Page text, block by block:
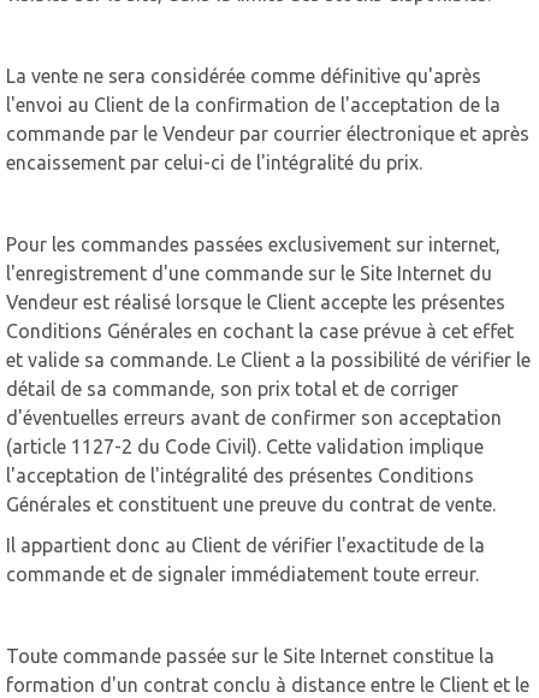
La vente ne sera considérée comme définitive qu'après
l'envoi au Client de la confirmation de l'acceptation de la
commande par le Vendeur par courrier électronique et après
encaissement par celui-ci de l'intégralité du prix.
Pour les commandes passées exclusivement sur internet,
l'enregistrement d'une commande sur le Site Internet du
Vendeur est réalisé lorsque le Client accepte les présentes
Conditions Générales en cochant la case prévue à cet effet
et valide sa commande. Le Client a la possibilité de vérifier le
détail de sa commande, son prix total et de corriger
d'éventuelles erreurs avant de confirmer son acceptation
(article 1127-2 du Code Civil). Cette validation implique
l'acceptation de l'intégralité des présentes Conditions
Générales et constituent une preuve du contrat de vente.
Il appartient donc au Client de vérifier l'exactitude de la
commande et de signaler immédiatement toute erreur.
Toute commande passée sur le Site Internet constitue la
formation d'un contrat conclu à distance entre le Client et le